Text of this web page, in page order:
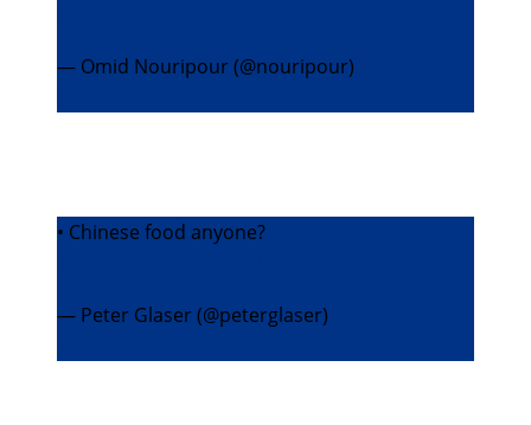
— Omid Nouripour (@nouripour)
• Chinese food anyone?
— Peter Glaser (@peterglaser)